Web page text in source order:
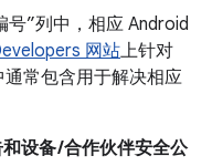
”列中，相应 Android
网站上针对
常包含用于解决相应
设备 /合作伙伴安全公